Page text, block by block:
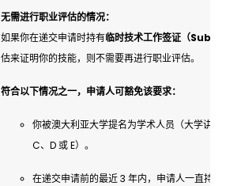
无需进行职业评估的情况：
如果你在递交申请时持有临时技术工作签证（
估来证明你的技能，则不需要再进行职业评估。
符合以下情况之一，申请人可豁免该要求：
你被澳大利亚大学提名为学术人员（大学讲
C、D 或 E）。
在递交申请前的最近 3 年内，申请人一直持